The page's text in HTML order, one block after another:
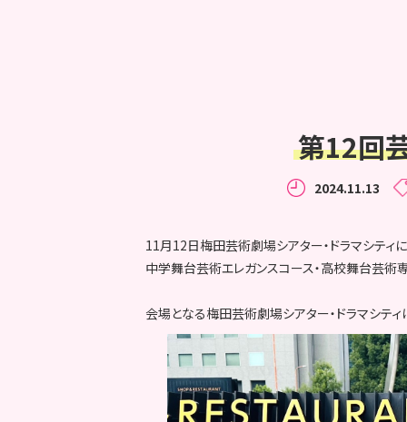
第12回
2024.11.13
11月12日梅田芸術劇場シアター・ドラマシティ
中学舞台芸術エレガンスコース・高校舞台芸術
会場となる梅田芸術劇場シアター・ドラマシテ